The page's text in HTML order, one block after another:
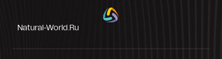
Natural-World.ru